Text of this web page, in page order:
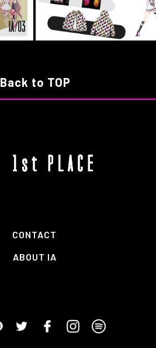
Back to TOP
CONTACT
ABOUT IA